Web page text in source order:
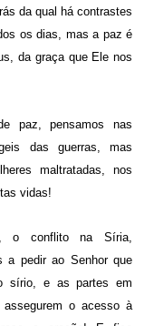
da qual há contrastes
os dias, mas a paz é
da graça que Ele nos
paz, pensamos nas
das guerras, mas
maltratadas, nos
vidas!
o conflito na Síria,
a pedir ao Senhor que
sírio, e as partes em
o acesso à